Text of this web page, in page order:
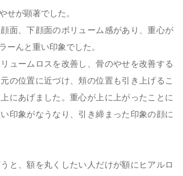
せが顕著でした。
面、下顔面のボリューム感があり、重心が
ーんと重い印象でした。
ュームロスを改善し、骨のやせを改善する
の位置に近づけ、頬の位置も引き上げるこ
にあげました。重心が上に上がったことに
印象がなうなり、引き締まった印象の顔に
と、額を丸くしたい人だけが額にヒアルロ